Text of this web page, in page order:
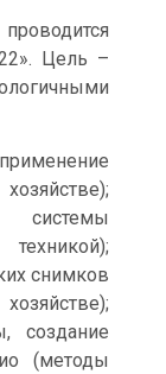
Цель –
системы
снимков
создание
(методы